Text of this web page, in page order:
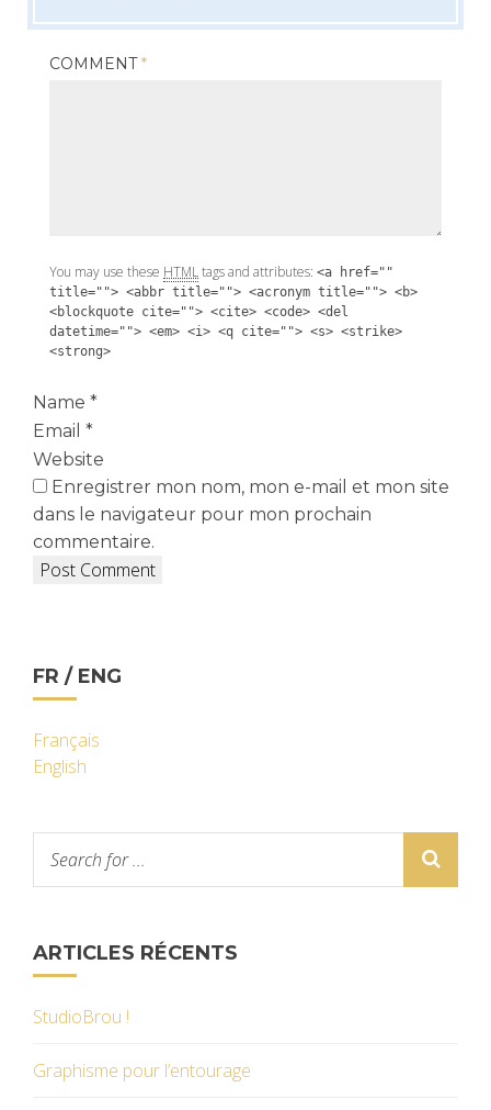
COMMENT*
You may use these HTMLtags and attributes: <a href=""
title=""> <abbr title=""> <acronym title=""> <b>
<blockquote cite=""> <cite> <code> <del
datetime=""> <em> <i> <q cite=""> <s> <strike>
<strong>
Name *
Email *
Website
Enregistrer mon nom, mon e-mail et mon site
dans le navigateur pour mon prochain
commentaire.
FR / ENG
Français
English
ARTICLES RÉCENTS
StudioBrou !
Graphisme pour l’entourage